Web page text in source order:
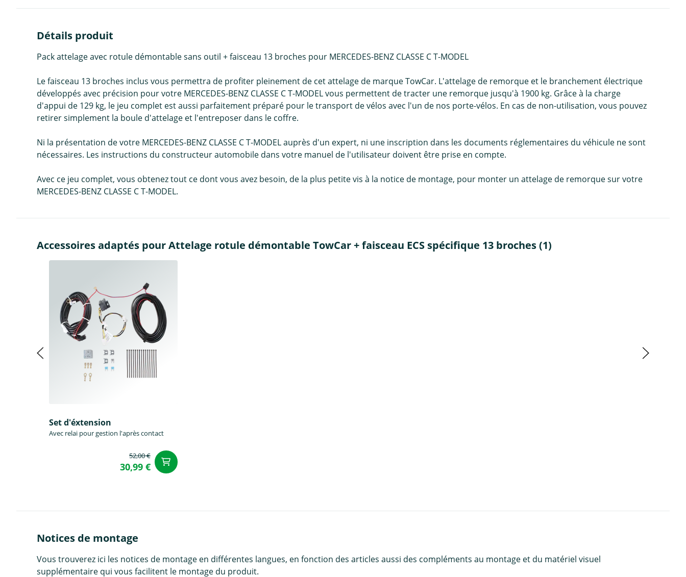
Détails produit
Pack attelage avec rotule démontable sans outil + faisceau 13 broches pour MERCEDES-BENZ CLASSE C T-MODEL
Le faisceau 13 broches inclus vous permettra de profiter pleinement de cet attelage de marque TowCar. L'attelage de remorque et le branchement électrique
développés avec précision pour votre MERCEDES-BENZ CLASSE C T-MODEL vous permettent de tracter une remorque jusqu'à 1900 kg. Grâce à la charge
d'appui de 129 kg, le jeu complet est aussi parfaitement préparé pour le transport de vélos avec l'un de nos porte-vélos. En cas de non-utilisation, vous pouvez
retirer simplement la boule d'attelage et l'entreposer dans le coffre.
Ni la présentation de votre MERCEDES-BENZ CLASSE C T-MODEL auprès d'un expert, ni une inscription dans les documents réglementaires du véhicule ne sont
nécessaires. Les instructions du constructeur automobile dans votre manuel de l'utilisateur doivent être prise en compte.
Avec ce jeu complet, vous obtenez tout ce dont vous avez besoin, de la plus petite vis à la notice de montage, pour monter un attelage de remorque sur votre
MERCEDES-BENZ CLASSE C T-MODEL.
Accessoires adaptés pour Attelage rotule démontable TowCar + faisceau ECS spécifique 13 broches (1)
Set d'éxtension
Avec relai pour gestion l'après contact
52,00 €
30,99 €
Notices de montage
Vous trouverez ici les notices de montage en différentes langues, en fonction des articles aussi des compléments au montage et du matériel visuel
supplémentaire qui vous facilitent le montage du produit.